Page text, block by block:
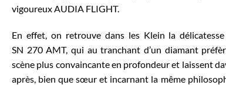
vigoureux AUDIA FLIGHT.
En effet, on retrouve dans les Klein la
SN 270 AMT, qui au tranchant d’un diamant
scène plus convaincante en profondeur et laissent
après, bien que sœur et incarnant la même